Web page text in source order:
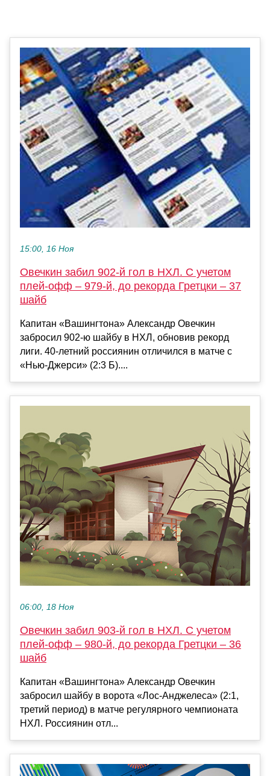
15:00, 16 Ноя
Овечкин забил 902-й гол в НХЛ. С учетом
плей-офф – 979-й, до рекорда Гретцки – 37
шайб
Капитан «Вашингтона» Александр Овечкин
забросил 902-ю шайбу в НХЛ, обновив рекорд
лиги. 40-летний россиянин отличился в матче с
«Нью-Джерси» (2:3 Б)....
06:00, 18 Ноя
Овечкин забил 903-й гол в НХЛ. С учетом
плей-офф – 980-й, до рекорда Гретцки – 36
шайб
Капитан «Вашингтона» Александр Овечкин
забросил шайбу в ворота «Лос-Анджелеса» (2:1,
третий период) в матче регулярного чемпионата
НХЛ. Россиянин отл...